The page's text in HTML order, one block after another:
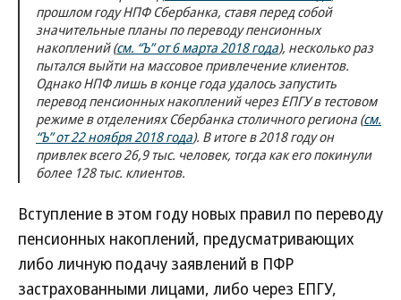
прошлом году НПФ Сбербанка, ставя перед собой
значительные планы по переводу пенсионных
накоплений (см. “Ъ” от 6 марта 2018 года), несколько раз
пытался выйти на массовое привлечение клиентов.
Однако НПФ лишь в конце года удалось запустить
перевод пенсионных накоплений через ЕПГУ в тестовом
режиме в отделениях Сбербанка столичного региона (см.
“Ъ” от 22 ноября 2018 года). В итоге в 2018 году он
привлек всего 26,9 тыс. человек, тогда как его покинули
более 128 тыс. клиентов.
Вступление в этом году новых правил по переводу
пенсионных накоплений, предусматривающих
либо личную подачу заявлений в ПФР
застрахованными лицами, либо через ЕПГУ,